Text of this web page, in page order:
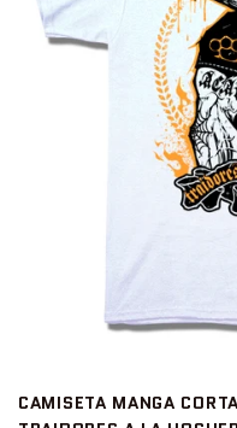
CAMISETA MANGA